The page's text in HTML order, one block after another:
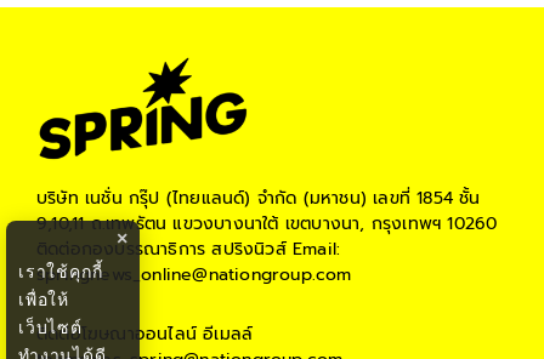
บริษัท เนชั่น กรุ๊ป (ไทยแลนด์) จำกัด (มหาชน) เลขที่ 1854 ชั้น
9,10,11 ถ.เทพรัตน แขวงบางนาใต้ เขตบางนา, กรุงเทพฯ 10260
ติดต่อกองบรรณาธิการ สปริงนิวส์Email:
springnews_online@nationgroup.com
ติดต่อโฆษณาออนไลน์ อีเมลล์
×
เราใช้คุกกี้
เพื่อให้
เว็บไซต์